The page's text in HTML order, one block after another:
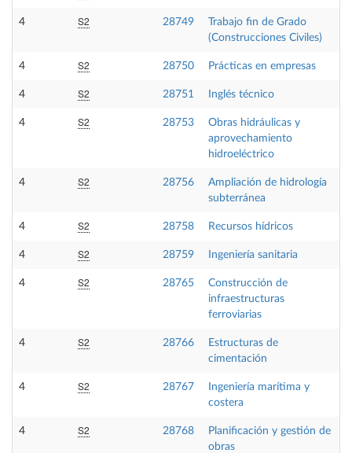
4 S2 28749
Trabajo fin de Grado
(Construcciones Civiles)
4 S2 28750 Prácticas en empresas
4 S2 28751 Inglés técnico
4 S2 28753
Obras hidráulicas y
aprovechamiento
hidroeléctrico
4 S2 28756
Ampliación de hidrología
subterránea
4 S2 28758 Recursos hídricos
4 S2 28759 Ingeniería sanitaria
4 S2 28765
Construcción de
infraestructuras
ferroviarias
4 S2 28766
Estructuras de
cimentación
4 S2 28767
Ingeniería marítima y
costera
4 S2 28768
Planificación y gestión de
obras